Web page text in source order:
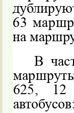
63
на
В
625, 12